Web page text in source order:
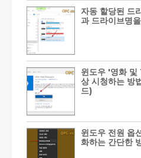
자동 할당된 드
과 드라이브명
윈도우 '영화
상 시청하는 방
드)
윈도우 전원 옵
화하는 간단한